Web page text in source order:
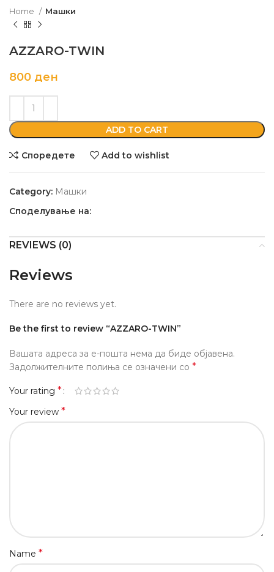
Home Машки
AZZARO-TWIN
800 ден
ADD TO CART
Споредете Add to wishlist
Category: Машки
Споделување на:
REVIEWS (0)
Reviews
There are no reviews yet.
Be the first to review “AZZARO-TWIN”
Вашата адреса за е-пошта нема да биде објавена.
Задолжителните полиња се означени со *
Your rating *
Your review *
Name *